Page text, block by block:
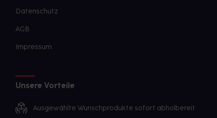
Datenschutz
AGB
Impressum
Unsere Vorteile
Ausgewählte Wunschprodukte sofort abholbereit